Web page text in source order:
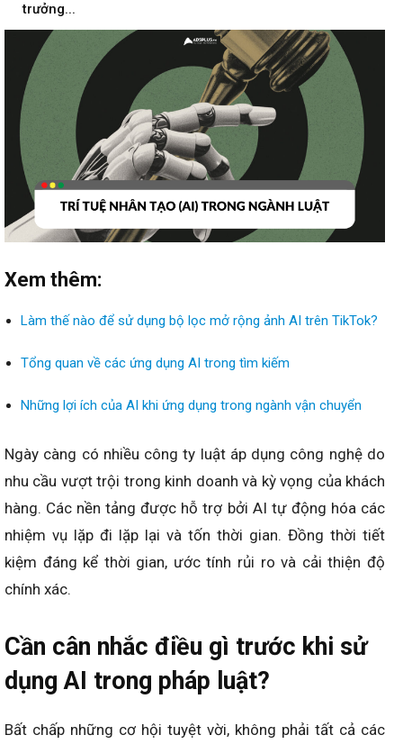
trưởng...
Xem thêm:
Làm thế nào để sử dụng bộ lọc mở rộng ảnh AI trên TikTok?
Tổng quan về các ứng dụng AI trong tìm kiếm
Những lợi ích của AI khi ứng dụng trong ngành vận chuyển
Ngày càng có nhiều công ty luật áp dụng công nghệ do
nhu cầu vượt trội trong kinh doanh và kỳ vọng của khách
hàng. Các nền tảng được hỗ trợ bởi AI tự động hóa các
nhiệm vụ lặp đi lặp lại và tốn thời gian. Đồng thời tiết
kiệm đáng kể thời gian, ước tính rủi ro và cải thiện độ
chính xác.
Cần cân nhắc điều gì trước khi sử
dụng AI trong pháp luật?
Bất chấp những cơ hội tuyệt vời, không phải tất cả các